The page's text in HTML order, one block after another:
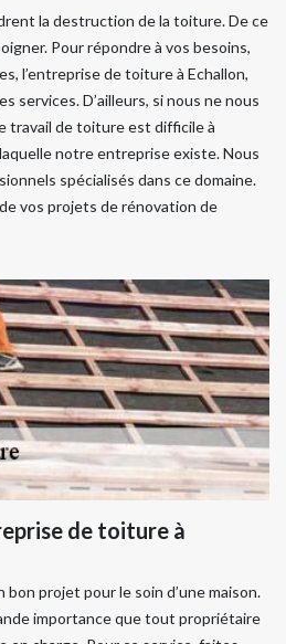
la destruction de la toiture. De ce
Pour répondre à vos besoins,
l’entreprise de toiture à Echallon,
services. D’ailleurs, si nous ne nous
travail de toiture est difficile à
notre entreprise existe. Nous
spécialisés dans ce domaine.
vos projets de rénovation de
de toiture à
projet pour le soin d’une maison.
importance que tout propriétaire